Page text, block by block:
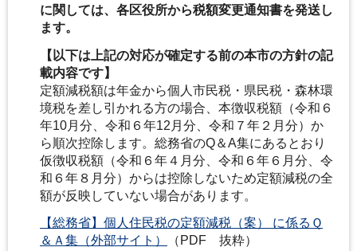
に関しては、各区役所から税額変更通知書を発送し
ます。
【以下は上記の対応が確定する前の本市の方針の記
載内容です】
定額減税額は年金から個人市民税・県民税・森林環
境税を差し引かれる方の場合、本徴収税額（令和６
年10月分、令和６年12月分、令和７年２月分）か
ら順次控除します。総務省のQ＆A集にあるとおり
仮徴収税額（令和６年４月分、令和６年６月分、令
和６年８月分）からは控除しないため定額減税の全
額が反映していない場合があります。
【総務省】個人住民税の定額減税（案） に係るＱ
＆Ａ集（外部サイト）
（PDF 抜粋）